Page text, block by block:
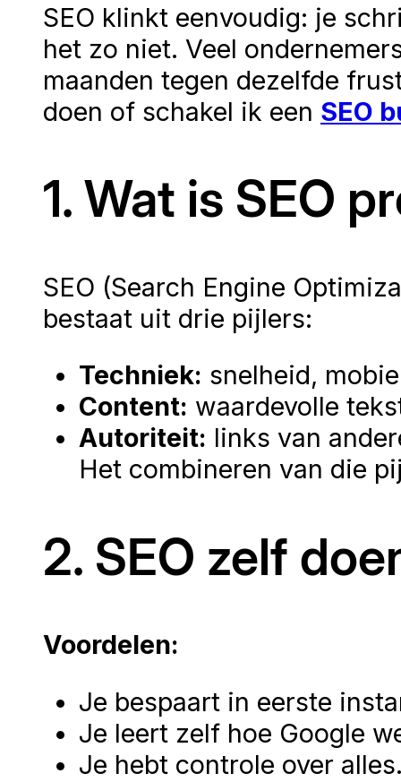
SEO klinkt eenvoudig: je
het zo niet. Veel
maanden tegen dezelfde
doen of schakel ik een SEO
1. Wat is SEO
SEO (Search Engine
bestaat uit drie pijlers:
Techniek: snelheid,
Content: waardevolle
Autoriteit: links van
Het combineren van die
2. SEO zelf
Voordelen:
Je bespaart in eerste
Je leert zelf hoe Google
Je hebt controle over